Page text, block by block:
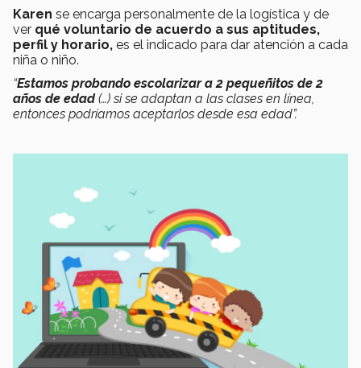
Karen se encarga personalmente de la logística y de
ver qué voluntario de acuerdo a sus aptitudes,
perfil y horario, es el indicado para dar atención a cada
niña o niño.
“Estamos probando escolarizar a 2 pequeñitos de 2
años de edad(…) si se adaptan a las clases en línea,
entonces podríamos aceptarlos desde esa edad”.